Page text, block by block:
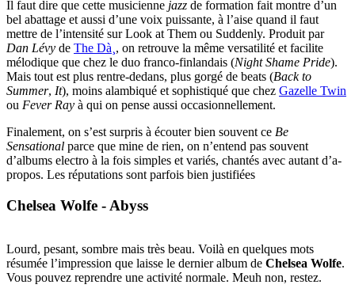
Il faut dire que cette musicienne jazz de formation fait montre d’un
bel abattage et aussi d’une voix puissante, à l’aise quand il faut
mettre de l’intensité sur Look at Them ou Suddenly. Produit par
Dan Lévy de The Dà¸ , on retrouve la même versatilité et facilite
mélodique que chez le duo franco-finlandais (Night Shame Pride).
Mais tout est plus rentre-dedans, plus gorgé de beats (Back to
Summer, It), moins alambiqué et sophistiqué que chez Gazelle Twin
ou Fever Ray à qui on pense aussi occasionnellement.
Finalement, on s’est surpris à écouter bien souvent ce Be
Sensational parce que mine de rien, on n’entend pas souvent
d’albums electro à la fois simples et variés, chantés avec autant d’a-
propos. Les réputations sont parfois bien justifiées
Chelsea Wolfe - Abyss
Lourd, pesant, sombre mais très beau. Voilà en quelques mots
résumée l’impression que laisse le dernier album de Chelsea Wolfe.
Vous pouvez reprendre une activité normale. Meuh non, restez.